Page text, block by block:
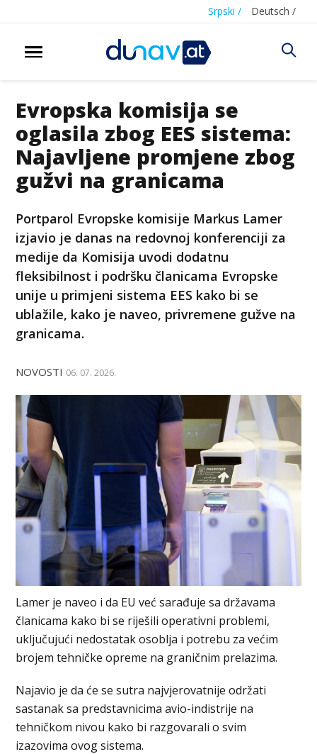
Srpski / Deutsch /
Evropska komisija se
oglasila zbog EES sistema:
Najavljene promjene zbog
gužvi na granicama
Portparol Evropske komisije Markus Lamer
izjavio je danas na redovnoj konferenciji za
medije da Komisija uvodi dodatnu
fleksibilnost i podršku članicama Evropske
unije u primjeni sistema EES kako bi se
ublažile, kako je naveo, privremene gužve na
granicama.
NOVOSTI 06. 07. 2026.
Lamer je naveo i da EU već sarađuje sa državama
članicama kako bi se riješili operativni problemi,
uključujući nedostatak osoblja i potrebu za većim
brojem tehničke opreme na graničnim prelazima.
Najavio je da će se sutra najvjerovatnije održati
sastanak sa predstavnicima avio-indistrije na
tehničkom nivou kako bi razgovarali o svim
izazovima ovog sistema.